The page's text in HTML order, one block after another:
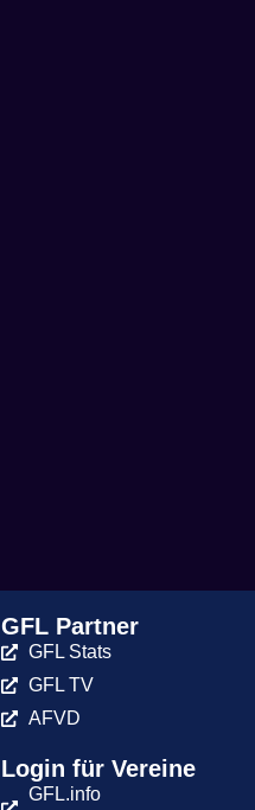
GFL Partner
GFL Stats
GFL TV
AFVD
Login für Vereine
GFL.info